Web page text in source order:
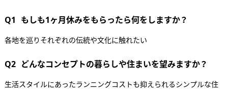
Q1 もしも1ヶ月休みをもらったら何をしますか？
各地を巡りそれぞれの伝統や文化に触れたい
Q2 どんなコンセプトの暮らしや住まいを望みますか？
生活スタイルにあったランニングコストも抑えられるシンプルな住